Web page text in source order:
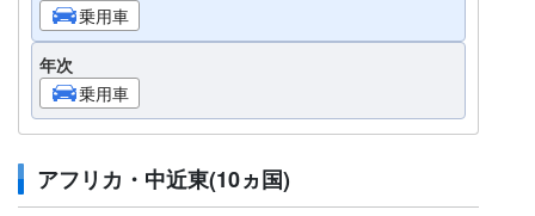
乗用車
年次
乗用車
アフリカ・中近東(10ヵ国)